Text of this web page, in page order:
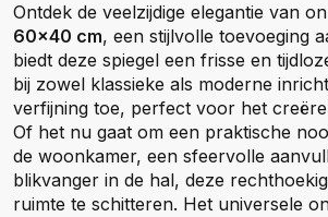
Ontdek de veelzijdige elegantie van
60x40 cm, een stijlvolle toevoeging
biedt deze spiegel een frisse en
bij zowel klassieke als moderne
verfijning toe, perfect voor het
Of het nu gaat om een praktische
de woonkamer, een sfeervolle
blikvanger in de hal, deze
ruimte te schitteren. Het universele